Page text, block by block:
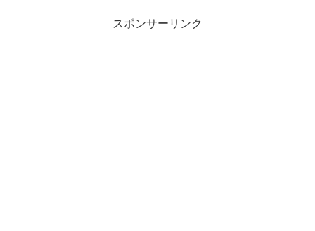
スポンサーリンク